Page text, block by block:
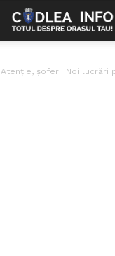
Atenție, șoferi! Noi lucrări pe Valea